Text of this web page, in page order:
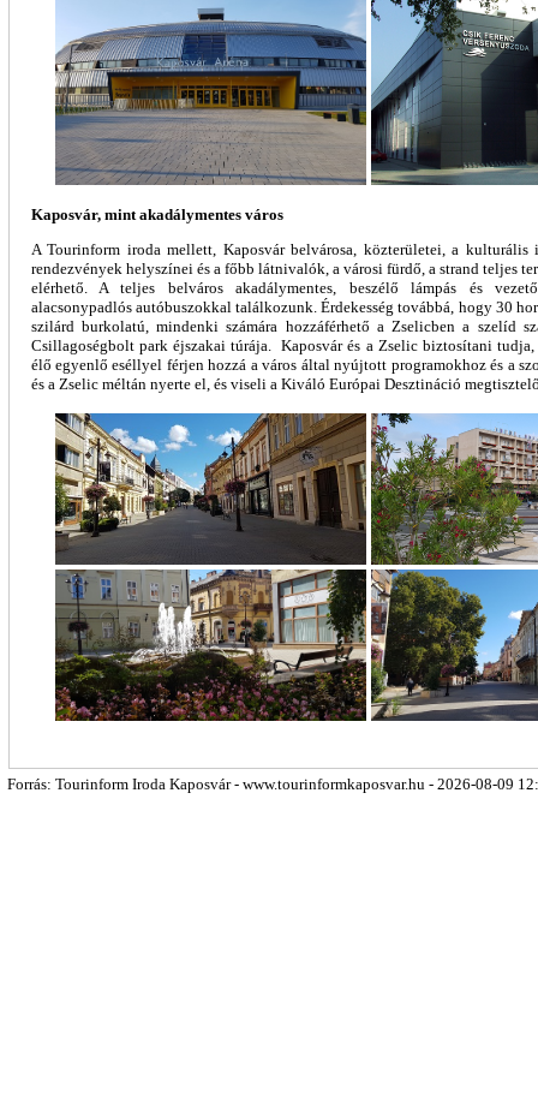
Kaposvár, mint akadálymentes város
A Tourinform iroda mellett, Kaposvár belvárosa, közterületei, a kulturális
rendezvények helyszínei és a főbb látnivalók, a városi fürdő, a strand teljes
elérhető. A teljes belváros akadálymentes, beszélő lámpás és
alacsonypadlós autóbuszokkal találkozunk. Érdekesség továbbá, hogy 30
szilárd burkolatú, mindenki számára hozzáférhető a Zselicben a szelíd
Csillagoségbolt park éjszakai túrája. Kaposvár és a Zselic biztosítani
élő egyenlő eséllyel férjen hozzá a város által nyújtott programokhoz és a
és a Zselic méltán nyerte el, és viseli a Kiváló Európai Desztináció
Forrás: Tourinform Iroda Kaposvár - www.tourinformkaposvar.hu - 2026-08-09